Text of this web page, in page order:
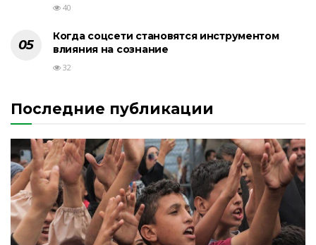
40
Когда соцсети становятся инструментом
влияния на сознание
32
Последние публикации